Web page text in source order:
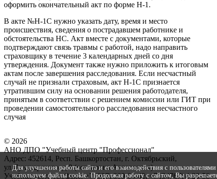
оформить окончательный акт по форме Н-1.
В акте №Н-1С нужно указать дату, время и место
происшествия, сведения о пострадавшем работнике и
обстоятельства НС. Акт вместе с документами, которые
подтверждают связь травмы с работой, надо направить
страховщику в течение 3 календарных дней со дня
утверждения. Документ также нужно приложить к итоговым
актам после завершения расследования. Если несчастный
случай не признали страховым, акт Н-1С признается
утратившим силу на основании решения работодателя,
принятым в соответствии с решением комиссии или ГИТ при
проведении самостоятельного расследования несчастного
случая
© 2026
АНО ДПО "Учебный центр "Профессионал"
Адрес: 452614, Респ. Башкортостан, г. Октябрьский,
ул.Луначарского, д.8 (остановка Автовокзал)
Учебная часть тел/факс: +7 (927) 309-04-42, +7 (34767) 4-28-58
Для улучшения работы сайта и его взаимодействия с
используем файлы cookie. Продолжая работу с сайтом, Вы